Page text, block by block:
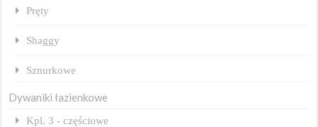
Pręty
Shaggy
Sznurkowe
Dywaniki łazienkowe
Kpl. 3 - częściowe